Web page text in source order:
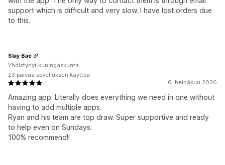
support which is difficult and very slow. I have lost orders due
to this.
6. heinäkuu 2026
Amazing app. Literally does everything we need in one without
having to add multiple apps.
Ryan and his team are top draw. Super supportive and ready
to help even on Sundays.
100% recommend!!
Slay Bae
Yhdistynyt kuningaskunta
23 päivää sovelluksen käyttöä